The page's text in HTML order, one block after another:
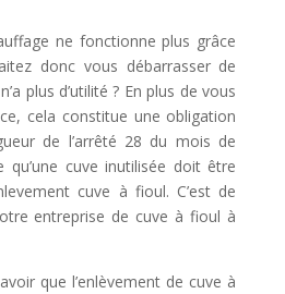
ne fonctionne plus grâce
donc vous débarrasser de
plus d’utilité ? En plus de vous
cela constitue une obligation
de l’arrêté 28 du mois de
qu’une cuve inutilisée doit être
cuve à fioul. C’est de
entreprise de cuve à fioul à
que l’enlèvement de cuve à